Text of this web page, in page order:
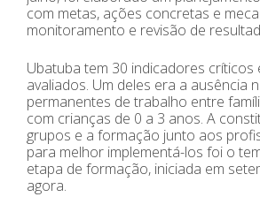
com metas, ações concretas e
monitoramento e revisão de
Ubatuba tem 30 indicadores críticos
avaliados. Um deles era a ausência
permanentes de trabalho entre
com crianças de 0 a 3 anos. A
grupos e a formação junto aos
para melhor implementá-los foi o
etapa de formação, iniciada em
agora.